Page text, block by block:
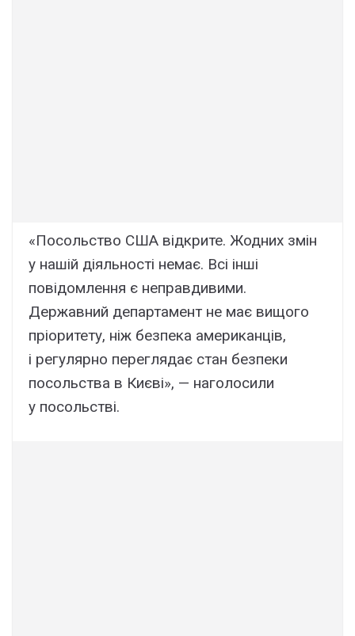
«Посольство США відкрите. Жодних змін
у нашій діяльності немає. Всі інші
повідомлення є неправдивими.
Державний департамент не має вищого
пріоритету, ніж безпека американців,
і регулярно переглядає стан безпеки
посольства в Києві», — наголосили
у посольстві.